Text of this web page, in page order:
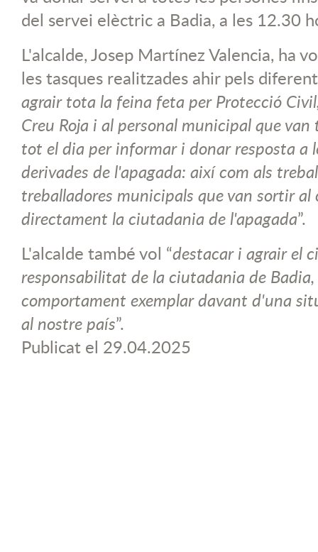
del servei elèctric a Badia, a les 12.30
L'alcalde, Josep Martínez Valencia, ha
les tasques realitzades ahir pels
agrair tota la feina feta per Protecció
Creu Roja i al personal municipal que
tot el dia per informar i donar resposta a
derivades de l'apagada: així com als
treballadores municipals que van sortir
directament la ciutadania de l'apagada”.
L'alcalde també vol “destacar i agrair el
responsabilitat de la ciutadania de
comportament exemplar davant d'una
al nostre país”.
Publicat el 29.04.2025